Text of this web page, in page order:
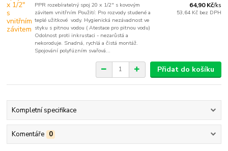
PPR rozebíratelný spoj 20 x 1/2" s kovovým
závitem vnitřním Použití: Pro rozvody studené a
teplé užitkové vody. Hygienická nezávadnost ve
styku s pitnou vodou ( Atestace pro pitnou vodu)
Odolnost proti inkrustaci - nezarůstá a
nekoroduje. Snadná, rychlá a čistá montáž.
Spojování polyfúzním svařová...
64,90 Kč/ks
53,64 Kč bez DPH
Přidat do košíku
Kompletní specifikace
Komentáře 0